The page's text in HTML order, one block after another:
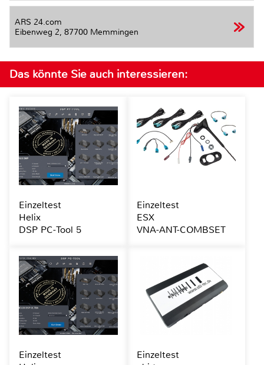
ARS 24.com
Eibenweg 2, 87700 Memmingen
Das könnte Sie auch interessieren:
Einzeltest
Helix
DSP PC-Tool 5
Einzeltest
ESX
VNA-ANT-COMBSET
Einzeltest
Einzeltest